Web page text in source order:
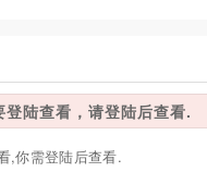
陆查看，请登陆后查看.
,你需登陆后查看.